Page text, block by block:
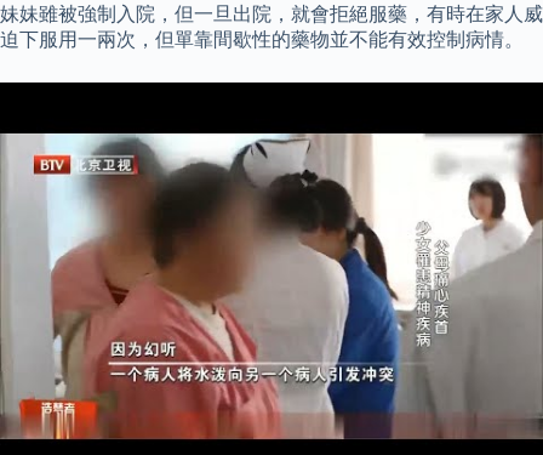
妹妹雖被強制入院，但一旦出院，就會拒絕服藥，有時在家人威
迫下服用一兩次，但單靠間歇性的藥物並不能有效控制病情。